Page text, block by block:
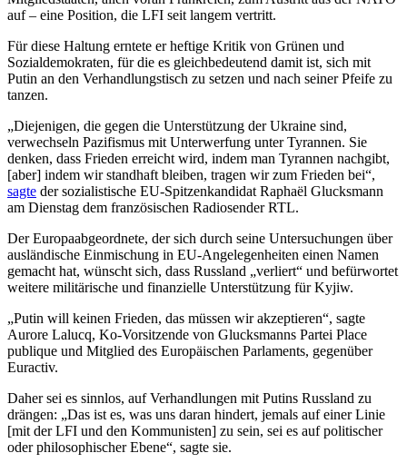
auf – eine Position, die LFI seit langem vertritt.
Für diese Haltung erntete er heftige Kritik von Grünen und
Sozialdemokraten, für die es gleichbedeutend damit ist, sich mit
Putin an den Verhandlungstisch zu setzen und nach seiner Pfeife zu
tanzen.
„Diejenigen, die gegen die Unterstützung der Ukraine sind,
verwechseln Pazifismus mit Unterwerfung unter Tyrannen. Sie
denken, dass Frieden erreicht wird, indem man Tyrannen nachgibt,
[aber] indem wir standhaft bleiben, tragen wir zum Frieden bei“,
sagte der sozialistische EU-Spitzenkandidat Raphaël Glucksmann
am Dienstag dem französischen Radiosender RTL.
Der Europaabgeordnete, der sich durch seine Untersuchungen über
ausländische Einmischung in EU-Angelegenheiten einen Namen
gemacht hat, wünscht sich, dass Russland „verliert“ und befürwortet
weitere militärische und finanzielle Unterstützung für Kyjiw.
„Putin will keinen Frieden, das müssen wir akzeptieren“, sagte
Aurore Lalucq, Ko-Vorsitzende von Glucksmanns Partei Place
publique und Mitglied des Europäischen Parlaments, gegenüber
Euractiv.
Daher sei es sinnlos, auf Verhandlungen mit Putins Russland zu
drängen: „Das ist es, was uns daran hindert, jemals auf einer Linie
[mit der LFI und den Kommunisten] zu sein, sei es auf politischer
oder philosophischer Ebene“, sagte sie.